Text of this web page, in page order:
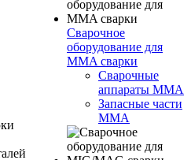
Сварочное
оборудование для
MMA сварки
Сварочные
аппараты MMA
Запасные части
MMA